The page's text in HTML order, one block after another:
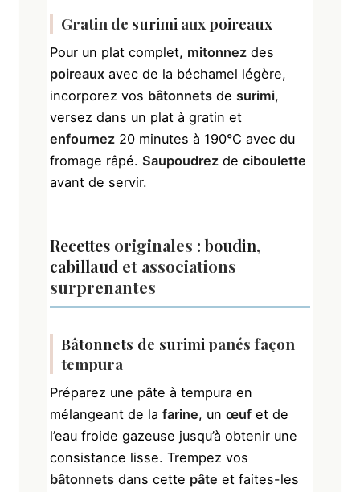
Gratin de surimi auxpoireaux
Pour un plat complet, mitonnez des
poireaux avec de la béchamel légère,
incorporez vos bâtonnets de surimi,
versez dans un plat à gratin et
enfournez 20 minutes à 190°C avec du
fromage râpé. Saupoudrez de ciboulette
avant de servir.
Recettes originales :boudin,
cabillaud et associations
surprenantes
Bâtonnets de surimi panés façon
tempura
Préparez une pâte à tempura en
mélangeant de la farine, un œuf et de
l’eau froide gazeuse jusqu’à obtenir une
consistance lisse. Trempez vos
bâtonnets dans cette pâte et faites-les